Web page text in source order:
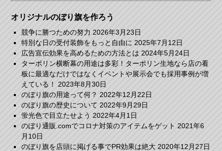
オリジナルのぼり旗を作ろう
競争に勝つための努力 2026年3月23日
特別な日の受付装飾をもっと自由に 2025年7月12日
広告宣伝効果を高めるための方法とは 2024年5月24日
ターポリン横断幕の用途は多彩！ターポリン生地なら店の看
板に最適なだけではなくイベントや展示会でも採用事例が増
えている！
2023年8月30日
のぼり旗の用途って何？ 2022年12月22日
のぼり旗の歴史について 2022年9月29日
蛍光色で目立たせよう 2022年4月1日
のぼり通販.comでコロナ対策のアイテムをゲット 2021年6
月10日
のぼり旗を店頭に掲げる事でPR効果は絶大 2020年12月27日